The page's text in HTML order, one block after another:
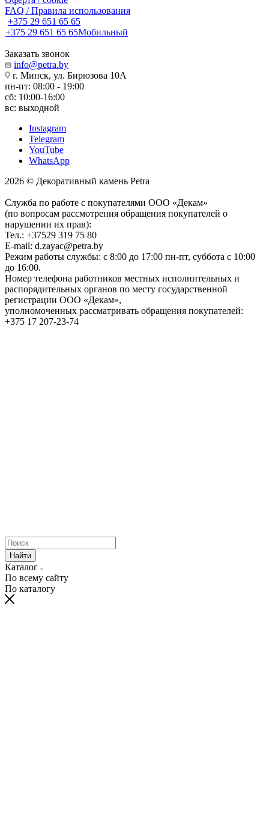
FAQ / Правила использования
+375 29 651 65 65
+375 29 651 65 65Мобильный
Заказать звонок
info@petra.by
г. Минск, ул. Бирюзова 10А
пн-пт: 08:00 - 19:00
сб: 10:00-16:00
вс: выходной
Instagram
Telegram
YouTube
WhatsApp
2026 © Декоративный камень Petra
Служба по работе с покупателями ООО «Декам»
(по вопросам рассмотрения обращения покупателей о
нарушении их прав):
Тел.: +37529 319 75 80
E-mail: d.zayac@petra.by
Режим работы службы: с 8:00 до 17:00 пн-пт, суббота с 10:00
до 16:00.
Номер телефона работников местных исполнительных и
распорядительных органов по месту государственной
регистрации ООО «Декам»,
уполномоченных рассматривать обращения покупателей:
+375 17 207-23-74
Найти
Каталог
По всему сайту
По каталогу